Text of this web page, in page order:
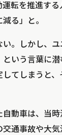
転を推進す
る」と。
。しかし、
いう言葉に
てしまうと
動車は、当
通事故や大